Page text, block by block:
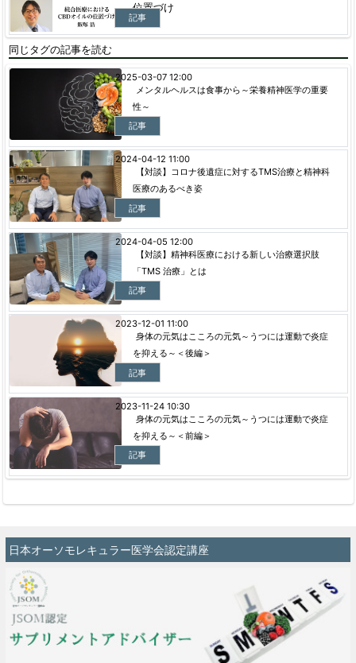
位置づけ
記事
同じタグの記事を読む
メンタルヘルスは食事から～栄養精神医学の重要
性～
記事
2025-03-07 12:00
【対談】コロナ後遺症に対するTMS治療と精神科
医療のあるべき姿
記事
2024-04-12 11:00
【対談】精神科医療における新しい治療選択肢
「TMS 治療」とは
記事
2024-04-05 12:00
身体の元気はこころの元気～うつには運動で炎症
を抑える～＜後編＞
記事
2023-12-01 11:00
身体の元気はこころの元気～うつには運動で炎症
を抑える～＜前編＞
記事
2023-11-24 10:30
日本オーソモレキュラー医学会認定講座